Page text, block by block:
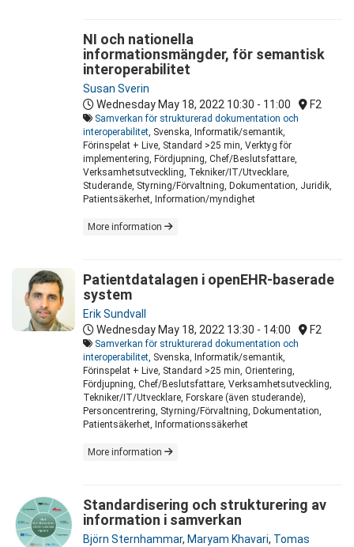
NI och nationella
informationsmängder, för semantisk
interoperabilitet
Susan Sverin
Wednesday May 18, 2022 10:30 - 11:00 F2
Samverkan för strukturerad dokumentation och
interoperabilitet, Svenska, Informatik/semantik,
Förinspelat + Live, Standard >25 min, Verktyg för
implementering, Fördjupning, Chef/Beslutsfattare,
Verksamhetsutveckling, Tekniker/IT/Utvecklare,
Studerande, Styrning/Förvaltning, Dokumentation, Juridik,
Patientsäkerhet, Information/myndighet
More information
Patientdatalagen i openEHR-baserade
system
Erik Sundvall
Wednesday May 18, 2022 13:30 - 14:00 F2
Samverkan för strukturerad dokumentation och
interoperabilitet, Svenska, Informatik/semantik,
Förinspelat + Live, Standard >25 min, Orientering,
Fördjupning, Chef/Beslutsfattare, Verksamhetsutveckling,
Tekniker/IT/Utvecklare, Forskare (även studerande),
Personcentrering, Styrning/Förvaltning, Dokumentation,
Patientsäkerhet, Informationssäkerhet
More information
Standardisering och strukturering av
information i samverkan
Björn Sternhammar, Maryam Khavari, Tomas